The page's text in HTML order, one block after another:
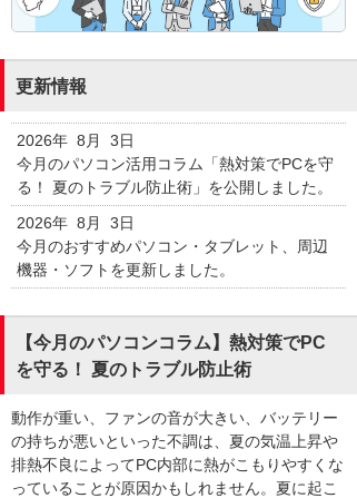
更新情報
2026年 8月 3日
今月のパソコン活用コラム「熱対策でPCを守
る！ 夏のトラブル防止術」を公開しました。
2026年 8月 3日
今月のおすすめパソコン・タブレット、周辺
機器・ソフトを更新しました。
【今月のパソコンコラム】熱対策でPC
を守る！ 夏のトラブル防止術
動作が重い、ファンの音が大きい、バッテリー
の持ちが悪いといった不調は、夏の気温上昇や
排熱不良によってPC内部に熱がこもりやすくな
っていることが原因かもしれません。夏に起こ